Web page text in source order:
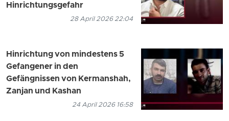
Hinrichtungsgefahr
28 April 2026 22:04
Hinrichtung von mindestens 5
Gefangener in den
Gefängnissen von Kermanshah,
Zanjan und Kashan
24 April 2026 16:58